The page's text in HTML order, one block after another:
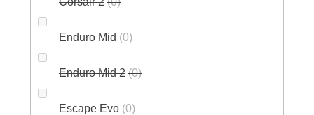
Enduro Mid 0
Enduro Mid 2 0
Escape Evo 0